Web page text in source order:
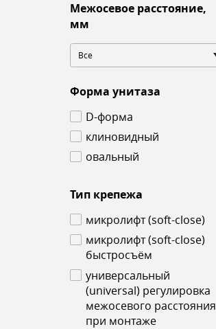
Межосевое расстояние,
мм
Все
Форма унитаза
D-форма
клиновидный
овальный
Тип крепежа
микролифт (soft-close)
микролифт (soft-close)
быстросъём
универсальный
(universal) регулировка
межосевого расстояния
при монтаже